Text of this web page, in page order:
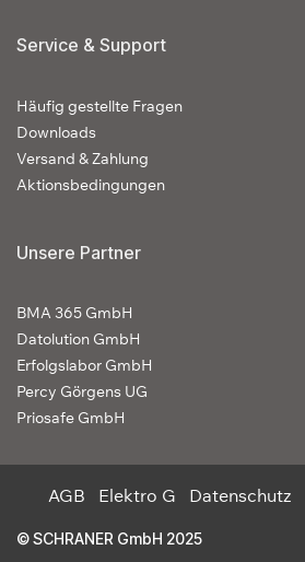
Service & Support
Häufig gestellte Fragen
Downloads
Versand & Zahlung
Aktionsbedingungen
Unsere Partner
BMA 365 GmbH
Datolution GmbH
Erfolgslabor GmbH
Percy Görgens UG
Priosafe GmbH
© SCHRANER GmbH 2025
AGB Elektro G Datenschutz